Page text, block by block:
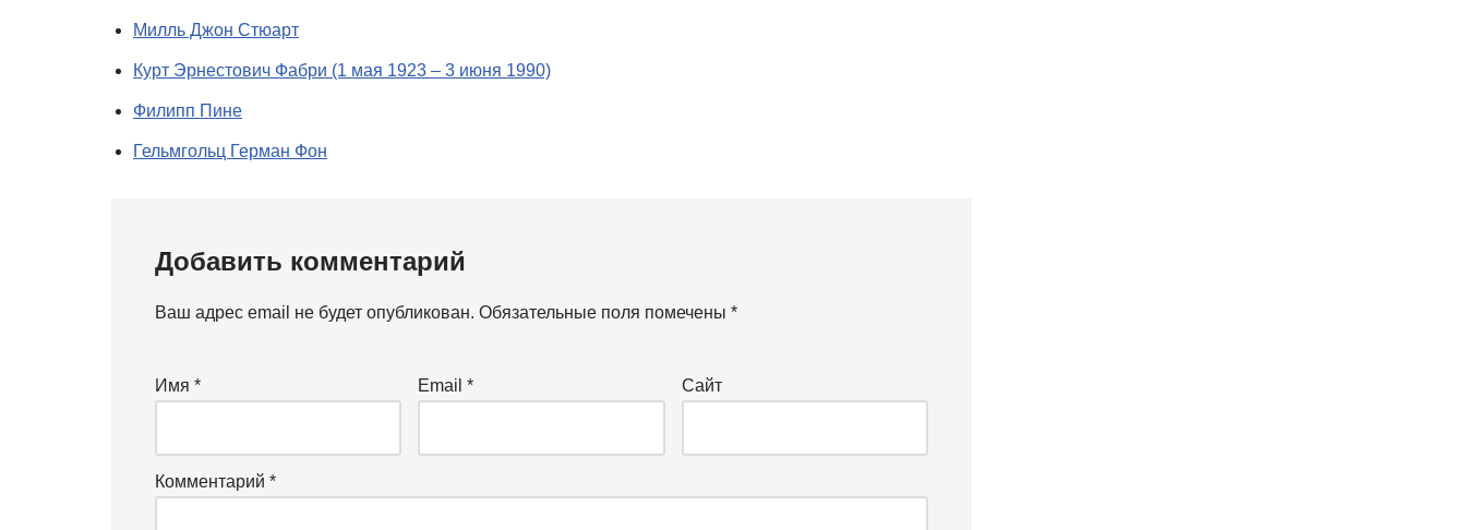
Милль Джон Стюарт
Курт Эрнестович Фабри (1 мая 1923 – 3 июня 1990)
Филипп Пине
Гельмгольц Герман Фон
Добавить комментарий
Ваш адрес email не будет опубликован. Обязательные поля помечены *
Имя * Email* Сайт
Комментарий *